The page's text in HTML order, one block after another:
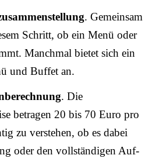
. Gemeinsam
Schritt, ob ein Menü oder
Manchmal bietet sich ein
und Buffet an.
. Die
betragen 20 bis 70 Euro pro
zu verstehen, ob es dabei
oder den vollständigen Auf-